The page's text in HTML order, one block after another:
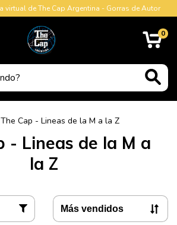
virtual de The Cap Argentina - Gorras de Autor
0
The Cap - Lineas de la M a la Z
- Lineas de la M a
la Z